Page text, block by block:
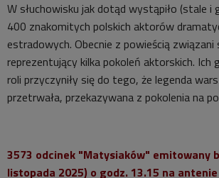
W słuchowisku jak dotąd wystąpiło (stale i
400 znakomitych polskich aktorów
estradowych. Obecnie z powieścią związani
reprezentujący kilka pokoleń aktorskich. Ich
roli przyczyniły się do tego, że legenda
przetrwała, przekazywana z pokolenia na
3573 odcinek "Matysiaków" emitowany
listopada 2025) o godz. 13.15 na antenie